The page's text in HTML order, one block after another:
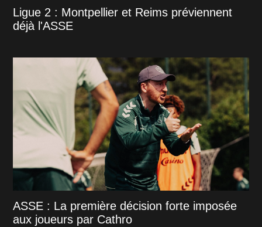
Ligue 2 : Montpellier et Reims préviennent
déjà l'ASSE
ASSE : La première décision forte imposée
aux joueurs par Cathro